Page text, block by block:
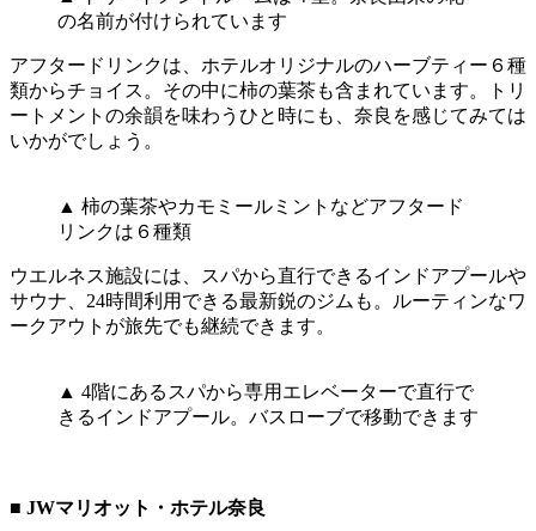
の名前が付けられています
アフタードリンクは、ホテルオリジナルのハーブティー６種
類からチョイス。その中に柿の葉茶も含まれています。トリ
ートメントの余韻を味わうひと時にも、奈良を感じてみては
いかがでしょう。
▲ 柿の葉茶やカモミールミントなどアフタード
リンクは６種類
ウエルネス施設には、スパから直行できるインドアプールや
サウナ、24時間利用できる最新鋭のジムも。ルーティンなワ
ークアウトが旅先でも継続できます。
▲ 4階にあるスパから専用エレベーターで直行で
きるインドアプール。バスローブで移動できます
■ JWマリオット・ホテル奈良